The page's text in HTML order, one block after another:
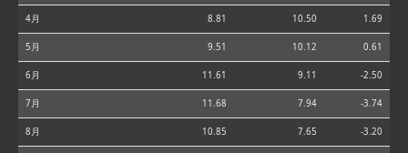
4月 8.81 10.50 1.69
5月 9.51 10.12 0.61
6月 11.61 9.11 -2.50
7月 11.68 7.94 -3.74
8月 10.85 7.65 -3.20